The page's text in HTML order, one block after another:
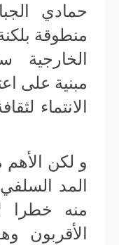
حمادي
منطوقة
الخارجية
مبنية على
الانتماء
و لكن
المد
منه خطرا
الأقربون